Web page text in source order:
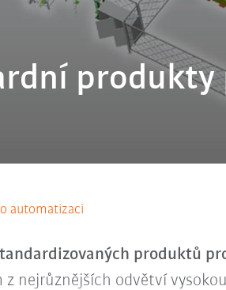
automatizaci
produktů
nejrůznějších odvětví